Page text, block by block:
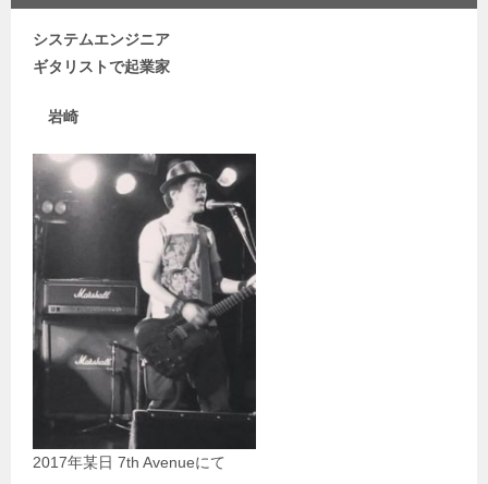
システムエンジニア
ギタリストで起業家
岩崎
2017年某日 7th Avenueにて